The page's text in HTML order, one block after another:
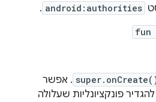
android:authorities
.
fun
. אפשר
פונקציונליות שעלולה